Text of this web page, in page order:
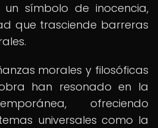
un símbolo de inocencia,
que trasciende barreras
morales y filosóficas
han resonado en la
ofreciendo
universales como la